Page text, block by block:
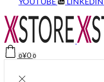
0¥0 0